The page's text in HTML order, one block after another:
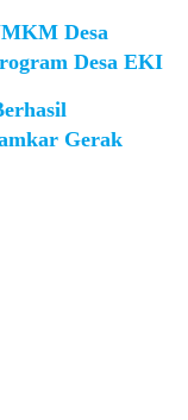
Desa
Desa EKI
Gerak